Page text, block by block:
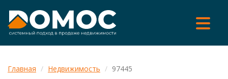
Главная Недвижимость 97445